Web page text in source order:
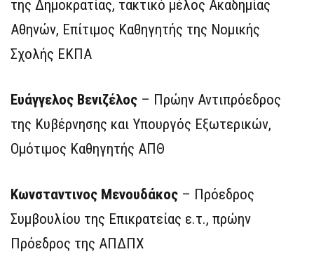
της Δημοκρατίας, τακτικό μέλος Ακαδημίας
Αθηνών, Επίτιμος Καθηγητής της Νομικής
Σχολής ΕΚΠΑ
Ευάγγελος Βενιζέλος – Πρώην Αντιπρόεδρος
της Κυβέρνησης και Υπουργός Εξωτερικών,
Ομότιμος Καθηγητής ΑΠΘ
Κωνσταντινος Μενουδάκος – Πρόεδρος
Συμβουλίου της Επικρατείας ε.τ., πρώην
Πρόεδρος της ΑΠΔΠΧ